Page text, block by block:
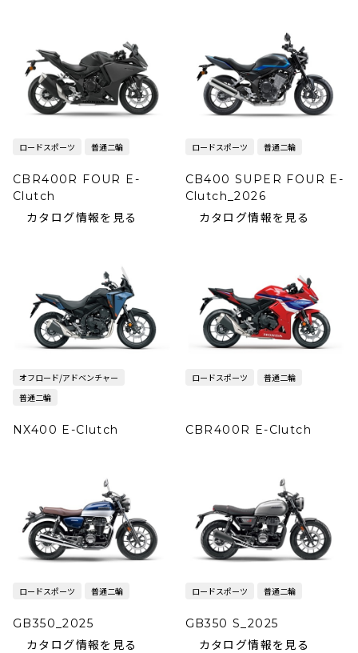
ロードスポーツ 普通二輪
CBR400R FOUR E-
Clutch
カタログ情報を見る
ロードスポーツ 普通二輪
CB400 SUPER FOUR E-
Clutch_2026
カタログ情報を見る
オフロード/アドベンチャー
普通二輪
NX400 E-Clutch
ロードスポーツ 普通二輪
CBR400R E-Clutch
ロードスポーツ 普通二輪
GB350_2025
カタログ情報を見る
ロードスポーツ 普通二輪
GB350 S_2025
カタログ情報を見る